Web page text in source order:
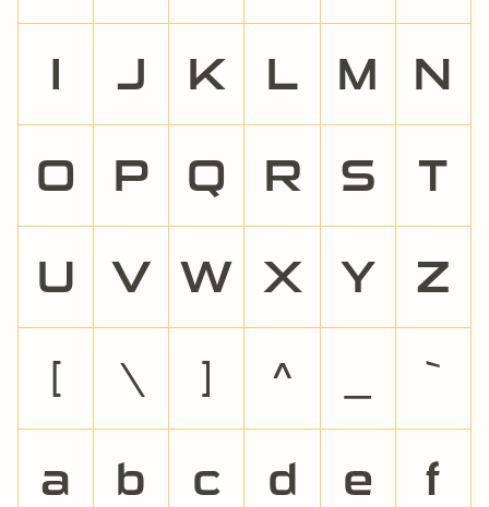
I
J K L M
N
O
P Q R S
T
U
V W X Y
Z
[
\ ] ^
`
a
b c d e
f